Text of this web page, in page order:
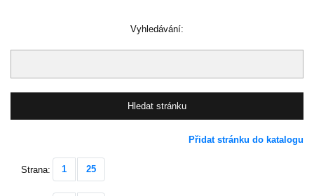
Vyhledávání:
Přidat stránku do katalogu
Strana: 1 25